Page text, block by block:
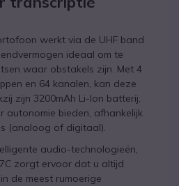
werkt via de UHF band
ideaal om te
waar obstakels zijn. Met 4
en 64 kanalen, kan deze
zijn 3200mAh Li-Ion batterij,
autonomie bieden, afhankelijk
(analoog of digitaal).
audio-technologieën,
zorgt ervoor dat u altijd
de meest rumoerige